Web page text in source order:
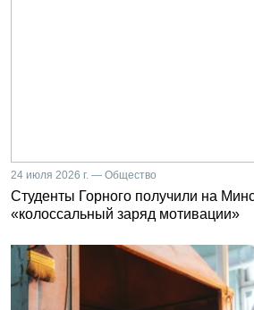
24 июля 2026 г. — Общество
Студенты Горного получили на
«колоссальный заряд мотивации»